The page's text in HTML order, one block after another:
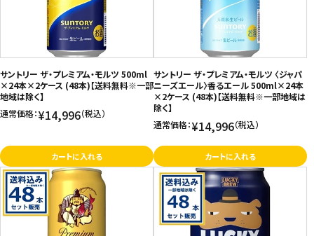
サントリー ザ・プレミアム・モルツ 500ml
×24本×2ケース (48本)【送料無料※一部
地域は除く】
通常価格：¥14,996（税込）
カートに入れる
サントリー ザ・プレミアム・モルツ 〈ジャパ
ニーズエール〉香るエール 500ml×24本
×2ケース (48本)【送料無料※一部地域は
除く】
通常価格：¥14,996（税込）
カートに入れる